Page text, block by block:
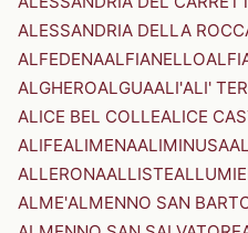
ALESSANDRIA DELLA
ALFEDENAALFIANELLO
ALGHEROALGUAALI'ALI'
ALICE BEL COLLEALICE
ALIFEALIMENAALIMINUSA
ALLERONAALLISTE
ALME'ALMENNO SAN